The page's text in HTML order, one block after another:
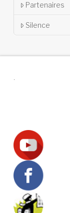
Partenaires
Silence